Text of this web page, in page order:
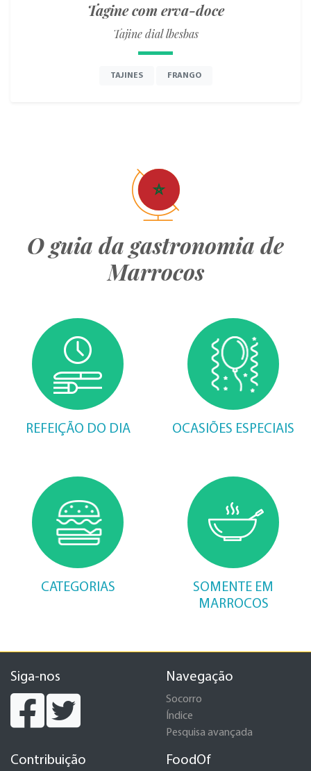
Tagine com erva-doce
Tajine dial lbesbas
TAJINES FRANGO
O guia da gastronomia de
Marrocos
REFEIÇÃO DO DIA OCASIÕES ESPECIAIS
CATEGORIAS
SOMENTE EM
MARROCOS
Siga-nos Navegação
Socorro
Índice
Pesquisa avançada
Contribuição FoodOf